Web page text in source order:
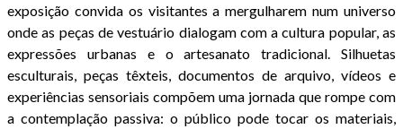
exposição convida os visitantes a mergulharem num universo
onde as peças de vestuário dialogam com a cultura popular, as
expressões urbanas e o artesanato tradicional. Silhuetas
esculturais, peças têxteis, documentos de arquivo, vídeos e
experiências sensoriais compõem uma jornada que rompe com
a contemplação passiva: o público pode tocar os materiais,